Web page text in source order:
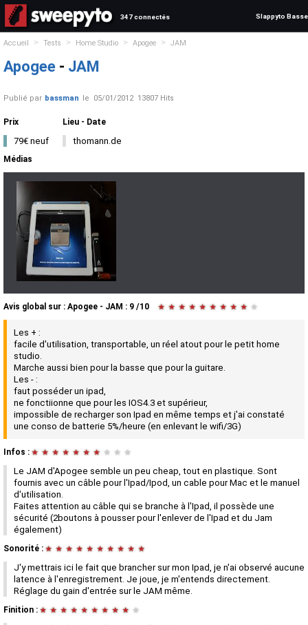
347 connectés Slappyto Basse
Accueil > Tests > Home Studio > Apogee > JAM
Apogee - JAM
Publié par bassman le 05/01/2012 13807 Hits
Prix
79€ neuf
Lieu - Date
thomann.de
Médias
Avis global sur : Apogee - JAM : 9 /10 ★ ★ ★ ★ ★ ★ ★ ★ ★ ★
Les + :
facile d'utilisation, transportable, un réel atout pour le petit home
studio.
Marche aussi bien pour la basse que pour la guitare.
Les - :
faut posséder un ipad,
ne fonctiionne que pour les IOS4.3 et supérieur,
impossible de recharger son Ipad en même temps et j'ai constaté
une conso de batterie 5%/heure (en enlevant le wifi/3G)
Infos : ★ ★ ★ ★ ★ ★ ★ ★ ★ ★
Le JAM d'Apogee semble un peu cheap, tout en plastique. Sont
fournis avec un câble pour l'Ipad/Ipod, un cable pour Mac et le manuel
d'utilisation.
Faites attention au câble qui se branche à l'Ipad, il possède une
sécurité (2boutons à pousser pour l'enlever de l'Ipad et du Jam
également)
Sonorité : ★ ★ ★ ★ ★ ★ ★ ★ ★ ★
J'y mettrais ici le fait que brancher sur mon Ipad, je n'ai observé aucune
latence à l'enregistrement. Je joue, je m'entends directement.
Réglage du gain d'entrée sur le JAM même.
Finition : ★ ★ ★ ★ ★ ★ ★ ★ ★ ★